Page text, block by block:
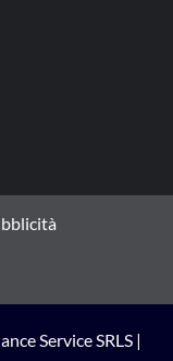
Service SRLS |